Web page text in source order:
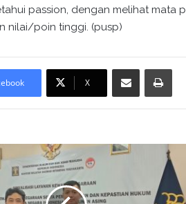
passion, dengan melihat mata
nilai/poin tinggi. (pusp)
X